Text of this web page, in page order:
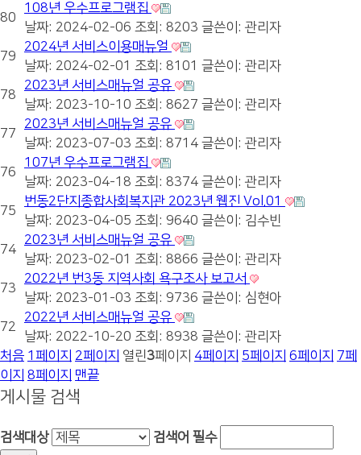
80
108년 우수프로그램집
날짜: 2024-02-06 조회: 8203 글쓴이: 관리자
79
2024년 서비스이용매뉴얼
날짜: 2024-02-01 조회: 8101 글쓴이: 관리자
78
2023년 서비스매뉴얼 공유
날짜: 2023-10-10 조회: 8627 글쓴이: 관리자
77
2023년 서비스매뉴얼 공유
날짜: 2023-07-03 조회: 8714 글쓴이: 관리자
76
107년 우수프로그램집
날짜: 2023-04-18 조회: 8374 글쓴이: 관리자
75
번동2단지종합사회복지관 2023년 웹진 Vol.01
날짜: 2023-04-05 조회: 9640 글쓴이: 김수빈
74
2023년 서비스매뉴얼 공유
날짜: 2023-02-01 조회: 8866 글쓴이: 관리자
73
2022년 번3동 지역사회 욕구조사 보고서
날짜: 2023-01-03 조회: 9736 글쓴이: 심현아
72
2022년 서비스매뉴얼 공유
날짜: 2022-10-20 조회: 8938 글쓴이: 관리자
처음 1 페이지 2페이지 열린3페이지 4페이지 5페이지 6페이지 7페
이지 8페이지 맨끝
게시물 검색
검색대상 검색어 필수